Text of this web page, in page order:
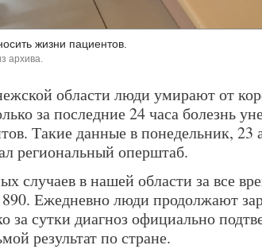
жизни пациентов.
архива.
области люди умирают от
за последние 24 часа болезнь
Такие данные в понедельник, 23
региональный оперштаб.
случаев в нашей области за все
Ежедневно люди продолжают
за сутки диагноз официально
результат по стране.